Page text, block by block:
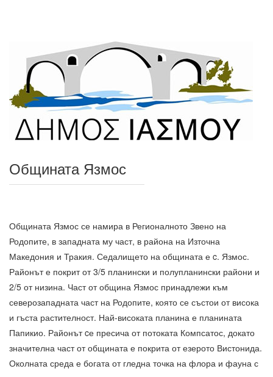
Общината Язмос
Общината Язмос се намира в Регионалното Звено на
Родопите, в западната му част, в района на Източна
Македония и Тракия. Седалището на общината е c. Язмос.
Районът е покрит от 3/5 планински и полупланински райони и
2/5 от низина. Част от община Язмос принадлежи към
северозападната част на Родопите, която се състои от висока
и гъста растителност. Най-високата планина е планината
Папикио. Районът cе пресича от потоката Компсатос, докато
значителна част от общината е покрита от езерото Вистонида.
Околната среда е богата от гледна точка на флора и фауна с